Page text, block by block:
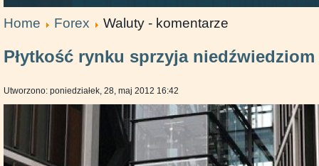
Home Forex Waluty - komentarze
Płytkość rynku sprzyja niedźwiedziom
Utworzono: poniedziałek, 28, maj 2012 16:42